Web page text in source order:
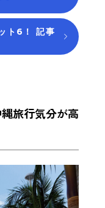
ト6！ 記事
旅行気分が高